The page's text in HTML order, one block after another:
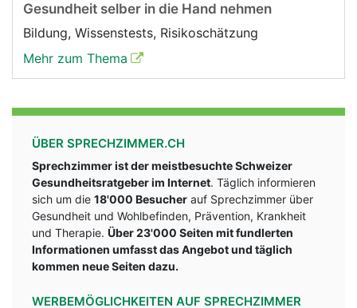
Gesundheit selber in die Hand nehmen
Bildung, Wissenstests, Risikoschätzung
Mehr zum Thema
ÜBER SPRECHZIMMER.CH
Sprechzimmer ist der meistbesuchte Schweizer
Gesundheitsratgeber im Internet. Täglich informieren
sich um die 18'000 Besucher auf Sprechzimmer über
Gesundheit und Wohlbefinden, Prävention, Krankheit
und Therapie. Über 23'000 Seiten mit fundlerten
Informationen umfasst das Angebot und täglich
kommen neue Seiten dazu.
WERBEMÖGLICHKEITEN AUF SPRECHZIMMER